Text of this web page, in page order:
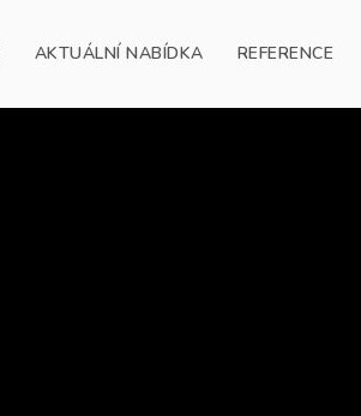
AKTUÁLNÍ NABÍDKA REFERENCE